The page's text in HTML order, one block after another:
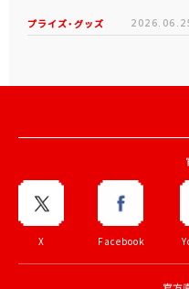
プライズ・グッズ
X Facebook